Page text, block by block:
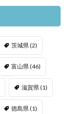
茨城県(2)
富山県(46)
滋賀県(1)
徳島県(1)